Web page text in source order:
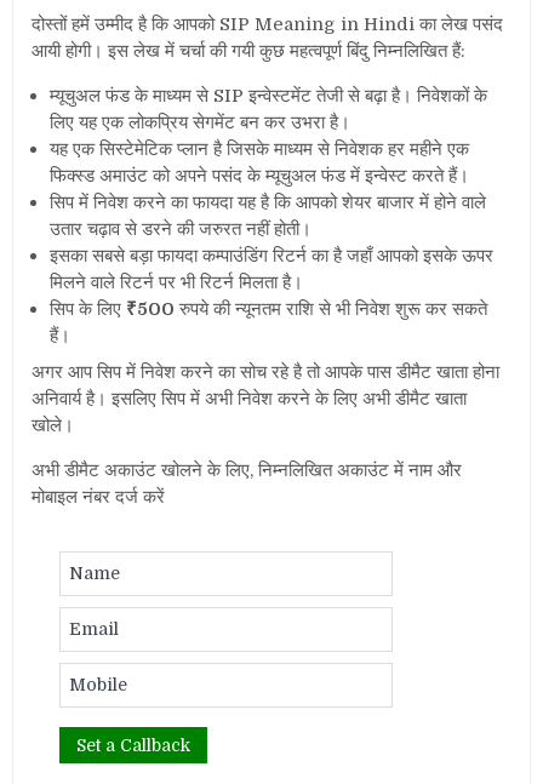
दोस्तों हमें उम्मीद है कि आपको SIP Meaning in Hindi का लेख पसंद
आयी होगी। इस लेख में चर्चा की गयी कुछ महत्वपूर्ण बिंदु निम्नलिखित हैं:
म्यूचुअल फंड के माध्यम से SIP इन्वेस्टमेंट तेजी से बढ़ा है। निवेशकों के
लिए यह एक लोकप्रिय सेगमेंट बन कर उभरा है।
यह एक सिस्टेमेटिक प्लान है जिसके माध्यम से निवेशक हर महीने एक
फिक्स्ड अमाउंट को अपने पसंद के म्यूचुअल फंड में इन्वेस्ट करते हैं।
सिप में निवेश करने का फायदा यह है कि आपको शेयर बाजार में होने वाले
उतार चढ़ाव से डरने की जरुरत नहीं होती।
इसका सबसे बड़ा फायदा कम्पाउंडिंग रिटर्न का है जहाँ आपको इसके ऊपर
मिलने वाले रिटर्न पर भी रिटर्न मिलता है।
सिप के लिए ₹500 रुपये की न्यूनतम राशि से भी निवेश शुरू कर सकते
हैं।
अगर आप सिप में निवेश करने का सोच रहे है तो आपके पास डीमैट खाता होना
अनिवार्य है। इसलिए सिप में अभी निवेश करने के लिए अभी डीमैट खाता
खोले।
अभी डीमैट अकाउंट खोलने के लिए, निम्नलिखित अकाउंट में नाम और
मोबाइल नंबर दर्ज करें